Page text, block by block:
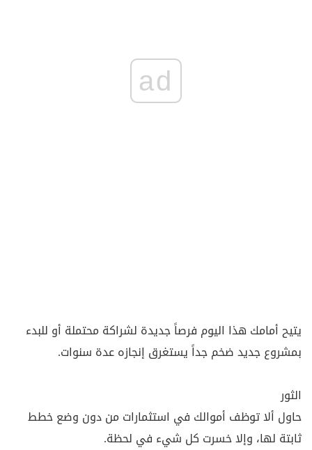
ad
يتيح أمامك هذا اليوم فرصاً جديدة لشراكة محتملة أو للبدء
بمشروع جديد ضخم جداً يستغرق إنجازه عدة سنوات.
الثور
حاول ألا توظف أموالك في استثمارات من دون وضع خطط
ثابتة لها، وإلا خسرت كل شيء في لحظة.